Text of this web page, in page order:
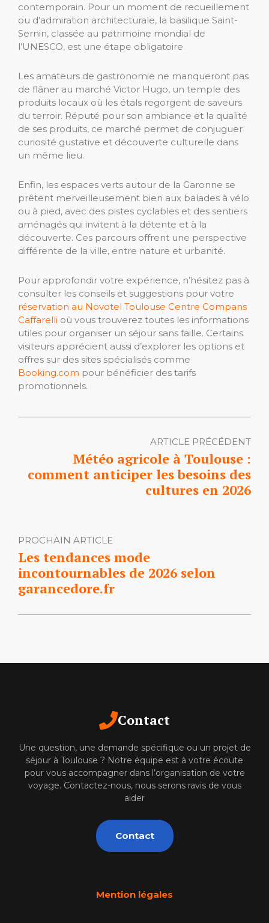
contemporain. Pour un moment de recueillement
ou d’admiration architecturale, la basilique Saint-
Sernin, classée au patrimoine mondial de
l’UNESCO, est une étape obligatoire.
Les amateurs de gastronomie ne manqueront pas
de flâner au marché Victor Hugo, un temple des
produits locaux où les étals regorgent de saveurs
du terroir. Réputé pour son ambiance et la qualité
de ses produits, ce marché permet de conjuguer
curiosité gustative et découverte culturelle dans
un même lieu.
Enfin, les espaces verts autour de la Garonne se
prêtent merveilleusement bien aux balades à vélo
ou à pied, avec des pistes cyclables et des sentiers
aménagés qui invitent à la détente et à la
découverte. Ces parcours offrent une perspective
différente de la ville, entre nature et urbanité.
Pour approfondir votre expérience, n’hésitez pas à
consulter les conseils et suggestions pour votre
réservation au Novotel Toulouse Centre Compans
Caffarelli où vous trouverez toutes les informations
utiles pour organiser un séjour sans faille. Certains
visiteurs apprécient aussi d’explorer les options et
offres sur des sites spécialisés comme
Booking.com pour bénéficier des tarifs
promotionnels.
ARTICLE PRÉCÉDENT
Météo agricole à Toulouse :
comment anticiper les besoins des
cultures en 2026
PROCHAIN ARTICLE
Les tendances mode
incontournables de 2026 selon
garancedore.fr
Contact
Une question, une demande spécifique ou un projet de
séjour à Toulouse ? Notre équipe est à votre écoute
pour vous accompagner dans l’organisation de votre
voyage. Contactez-nous, nous serons ravis de vous
aider
Contact
Mention légales